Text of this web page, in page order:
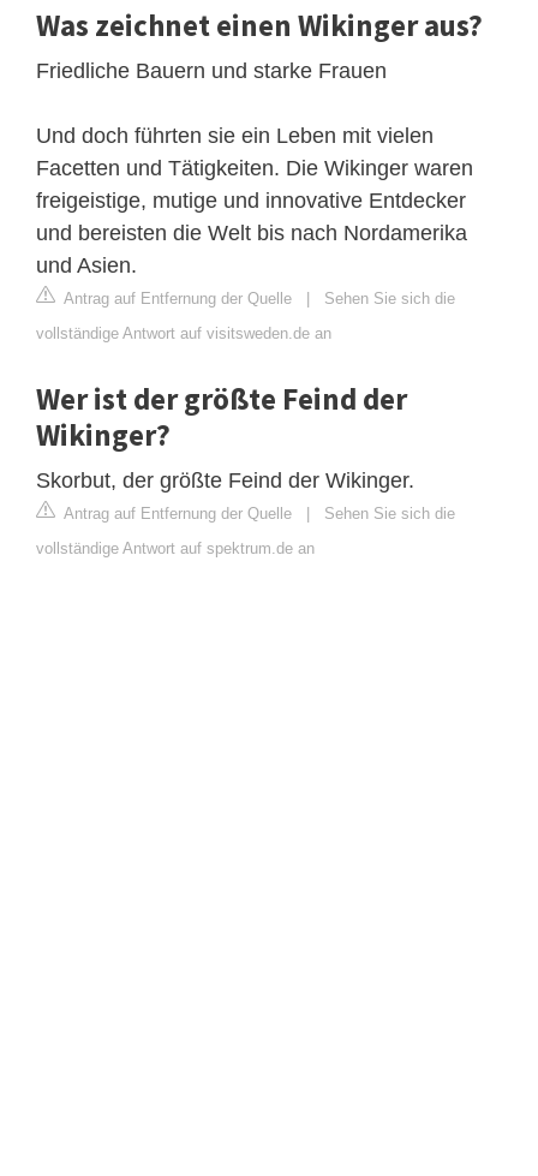
Was zeichnet einen Wikinger aus?
Friedliche Bauern und starke Frauen
Und doch führten sie ein Leben mit vielen
Facetten und Tätigkeiten. Die Wikinger waren
freigeistige, mutige und innovative Entdecker
und bereisten die Welt bis nach Nordamerika
und Asien.
Antrag auf Entfernung der Quelle | Sehen Sie sich die
vollständige Antwort auf visitsweden.de an
Wer ist der größte Feind der
Wikinger?
Skorbut, der größte Feind der Wikinger.
Antrag auf Entfernung der Quelle | Sehen Sie sich die
vollständige Antwort auf spektrum.de an